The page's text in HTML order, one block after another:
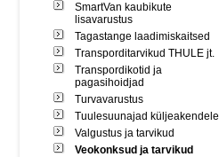
SmartVan kaubikute
lisavarustus
Tagastange laadimiskaitsed
Transporditarvikud THULE jt.
Transpordikotid ja
pagasihoidjad
Turvavarustus
Tuulesuunajad küljeakendele
Valgustus ja tarvikud
Veokonksud ja tarvikud